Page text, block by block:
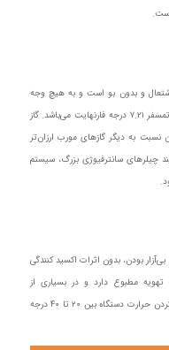
اشتعال و بدون بو است و به هیچ وجه
خورنده نیست. نقطه جوش این نوع گاز مبرد در فشار اتمسفر ۷.۲۱ درجه فارنهایت می‌باشد. گاز
آن نسبت به دیگر گازهای مورب ارزان‌تر
چیلرهای سانترفیوژی بزرگ، سیستم
بودن، بدون اثرات اکسید کنندگی
مطبوع دارد و در بسیاری از
دستگاه‌های انجماد سریع از این نوع گاز به علت حفظ کردن حرارت دستگاه بین ۲۰ تا ۴۰ درجه